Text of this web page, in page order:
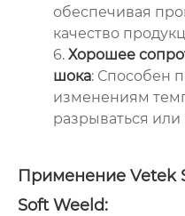
обеспечивая
качество
6. Хорошее
шока: Способен
изменениям
разрываться
Применение Vetek
Soft Weeld: